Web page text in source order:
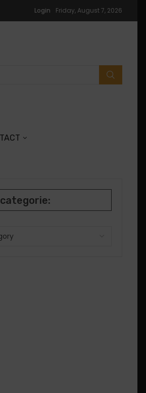
Login Friday, August 7, 2026